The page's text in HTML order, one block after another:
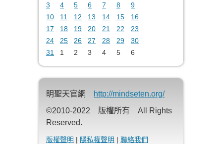
3
4 5 6 7 8
9
10
11 12 13 14 15
16
17
18 19 20 21 22
23
24
25 26 27 28 29
30
31
1 2 3 4 5 6
眀聖天官網
http://mindseten.org/
©2010-2022 版權所有 All Rights
Reserved.
版權聲明 | 隱私權聲明 | 聯絡我們